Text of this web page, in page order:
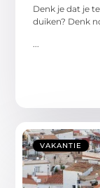
Denk je dat je
duiken? Denk
...
VAKANTIE